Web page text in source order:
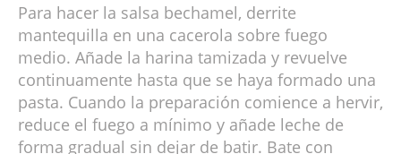
Para hacer la salsa bechamel, derrite
mantequilla en una cacerola sobre fuego
medio. Añade la harina tamizada y revuelve
continuamente hasta que se haya formado una
pasta. Cuando la preparación comience a hervir,
reduce el fuego a mínimo y añade leche de
forma gradual sin dejar de batir. Bate con